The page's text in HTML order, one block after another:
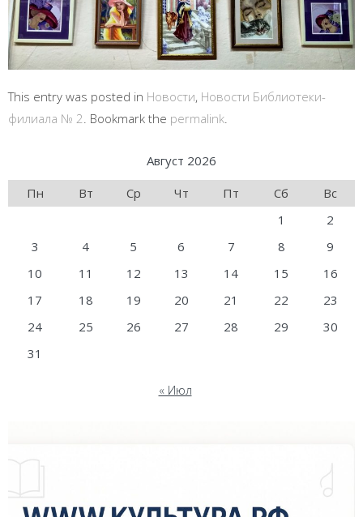
This entry was posted in Новости, Новости Библиотеки-
филиала № 2. Bookmark the permalink.
Август 2026
Пн
Вт Ср Чт Пт Сб
Вс
1
2
3
4 5 6 7 8
9
10
11 12 13 14 15
16
17
18 19 20 21 22
23
24
25 26 27 28 29
30
31
« Июл